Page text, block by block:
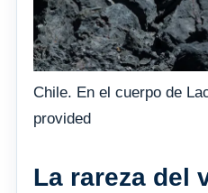
Chile. En el cuerpo de
provided
La rareza del